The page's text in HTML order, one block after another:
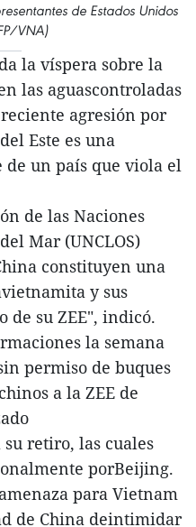
de Estados Unidos
VNA)
la víspera sobre la
las aguascontroladas
agresión por
Este es una
un país que viola el
de las Naciones
Mar (UNCLOS)
constituyen una
y sus
de su ZEE", indicó.
la semana
permiso de buques
a la ZEE de
retiro, las cuales
porBeijing.
para Vietnam
de China deintimidar